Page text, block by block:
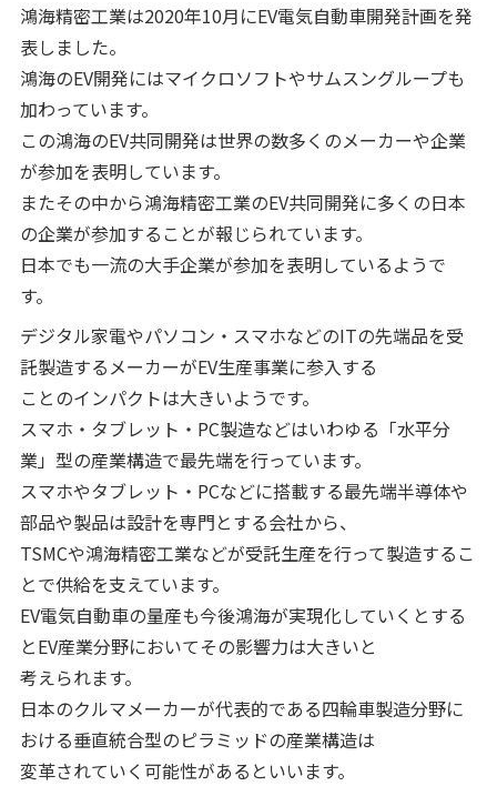
鴻海精密工業は2020年10月にEV電気自動車開発計画を発
表しました。
鴻海のEV開発にはマイクロソフトやサムスングループも
加わっています。
この鴻海のEV共同開発は世界の数多くのメーカーや企業
が参加を表明しています。
またその中から鴻海精密工業のEV共同開発に多くの日本
の企業が参加することが報じられています。
日本でも一流の大手企業が参加を表明しているようで
す。
デジタル家電やパソコン・スマホなどのITの先端品を受
託製造するメーカーがEV生産事業に参入する
ことのインパクトは大きいようです。
スマホ・タブレット・PC製造などはいわゆる「水平分
業」型の産業構造で最先端を行っています。
スマホやタブレット・PCなどに搭載する最先端半導体や
部品や製品は設計を専門とする会社から、
TSMCや鴻海精密工業などが受託生産を行って製造するこ
とで供給を支えています。
EV電気自動車の量産も今後鴻海が実現化していくとする
とEV産業分野においてその影響力は大きいと
考えられます。
日本のクルマメーカーが代表的である四輪車製造分野に
おける垂直統合型のピラミッドの産業構造は
変革されていく可能性があるといいます。